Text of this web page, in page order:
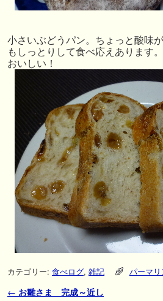
小さいぶどうパン。ちょっと酸味
もしっとりして食べ応えあります。
おいしい！
カテゴリー: 食べログ, 雑記 パーマリ
投稿ナビゲーション
← お雛さま 完成～近し